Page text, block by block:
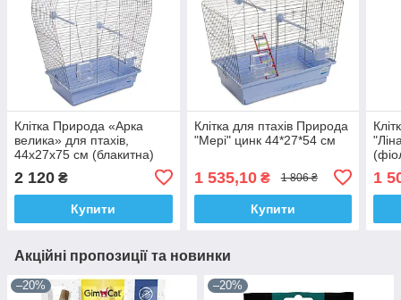
Клітка Природа «Арка
велика» для птахів,
44x27x75 см (блакитна)
2 120 ₴
Купити
Клітка для птахів Природа
"Мері" цинк 44*27*54 см
1 535,10₴ 1 806 ₴
Купити
1
Акційні пропозиції та новинки
–20% –20%